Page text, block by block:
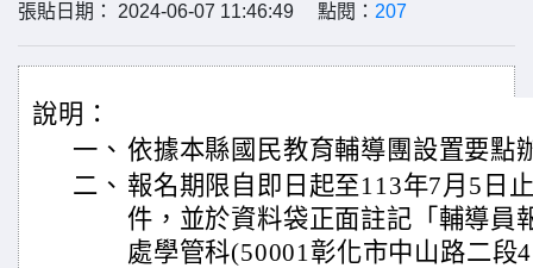
張貼日期： 2024-06-07 11:46:49 點閱： 207
說明：
一、 依據本縣國民教育輔導團設置要點
二、 報名期限自即日起至113年7月5日
件，並於資料袋正面註記「輔導員
處學管科(50001彰化市中山路二段